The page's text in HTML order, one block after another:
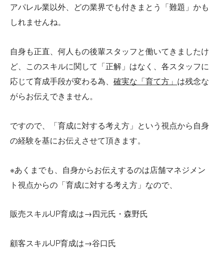
アパレル業以外、どの業界でも付きまとう「難題」かも
しれませんね。
自身も正直、何人もの後輩スタッフと働いてきましたけ
ど、このスキルに関して「正解」はなく、各スタッフに
応じて育成手段が変わる為、 確実な「育て方」 は残念な
がらお伝えできません。
ですので、「育成に対する考え方」という視点から自身
の経験を基にお伝えさせて頂きます。
※あくまでも、自身からお伝えするのは店舗マネジメン
ト視点からの「育成に対する考え方」なので、
販売スキルUP育成は→四元氏・森野氏
顧客スキルUP育成は→谷口氏